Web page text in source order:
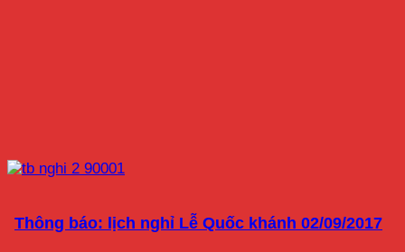
Thông báo: lịch nghỉ Lễ Quốc khánh 02/09/2017